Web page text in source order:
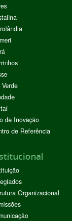
de Inovação
de Referência
Organizacional